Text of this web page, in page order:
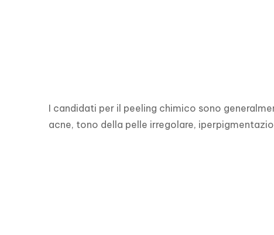
I candidati per il peeling chimico sono
acne, tono della pelle irregolare,